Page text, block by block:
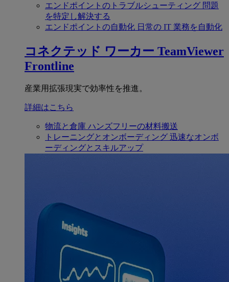
エンドポイントのトラブルシューティング 問題
を特定し解決する
エンドポイントの自動化 日常の IT 業務を自動化
コネクテッド ワーカー TeamViewer
Frontline
産業用拡張現実で効率性を推進。
詳細はこちら
物流と倉庫 ハンズフリーの材料搬送
トレーニングとオンボーディング 迅速なオンボ
ーディングとスキルアップ